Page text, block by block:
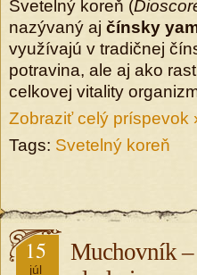
Svetelný koreň (
nazývaný aj čínsky
využívajú v tradičnej
potravina, ale aj ako
celkovej vitality
Zobraziť celý príspevok
Tags: Svetelný koreň
15
júl
Muchovník –